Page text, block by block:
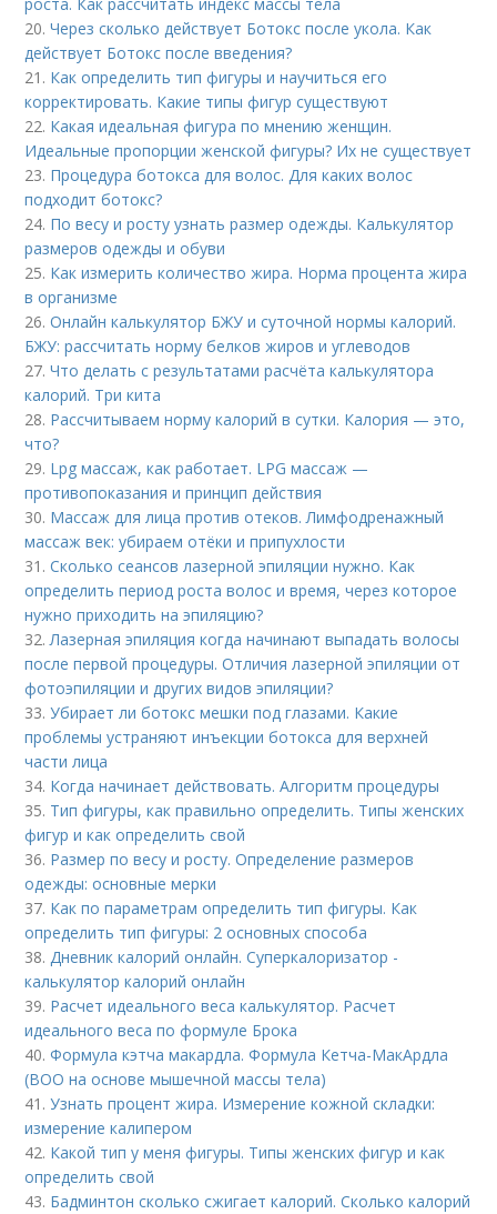
20.Через сколько действует Ботокс после укола. Как
действует Ботокс после введения?
21. Как определить тип фигуры и научиться его
корректировать. Какие типы фигур существуют
22. Какая идеальная фигура по мнению женщин.
Идеальные пропорции женской фигуры? Их не существует
23. Процедура ботокса для волос. Для каких волос
подходит ботокс?
24. По весу и росту узнать размер одежды. Калькулятор
размеров одежды и обуви
25. Как измерить количество жира. Норма процента жира
в организме
26.Онлайн калькулятор БЖУ и суточной нормы калорий.
БЖУ: рассчитать норму белков жиров и углеводов
27.Что делать с результатами расчёта калькулятора
калорий. Три кита
28. Рассчитываем норму калорий в сутки. Калория — это,
что?
29. Lpg массаж, как работает. LPG массаж —
противопоказания и принцип действия
30. Массаж для лица против отеков. Лимфодренажный
массаж век: убираем отёки и припухлости
31.Сколько сеансов лазерной эпиляции нужно. Как
определить период роста волос и время, через которое
нужно приходить на эпиляцию?
32.Лазерная эпиляция когда начинают выпадать волосы
после первой процедуры. Отличия лазерной эпиляции от
фотоэпиляции и других видов эпиляции?
33.Убирает ли ботокс мешки под глазами. Какие
проблемы устраняют инъекции ботокса для верхней
части лица
34. Когда начинает действовать. Алгоритм процедуры
35. Тип фигуры, как правильно определить. Типы женских
фигур и как определить свой
36. Размер по весу и росту. Определение размеров
одежды: основные мерки
37. Как по параметрам определить тип фигуры. Как
определить тип фигуры: 2 основных способа
38.Дневник калорий онлайн. Суперкалоризатор -
калькулятор калорий онлайн
39. Расчет идеального веса калькулятор. Расчет
идеального веса по формуле Брока
40.Формула кэтча макардла. Формула Кетча-МакАрдла
(ВОО на основе мышечной массы тела)
41.Узнать процент жира. Измерение кожной складки:
измерение калипером
42. Какой тип у меня фигуры. Типы женских фигур и как
определить свой
43. Бадминтон сколько сжигает калорий. Сколько калорий